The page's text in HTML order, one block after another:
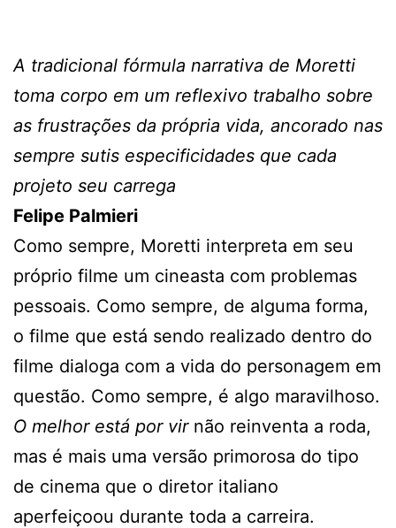
A tradicional fórmula narrativa de Moretti
toma corpo em um reflexivo trabalho sobre
as frustrações da própria vida, ancorado nas
sempre sutis especificidades que cada
projeto seu carrega
Felipe Palmieri
Como sempre, Moretti interpreta em seu
próprio filme um cineasta com problemas
pessoais. Como sempre, de alguma forma,
o filme que está sendo realizado dentro do
filme dialoga com a vida do personagem em
questão. Como sempre, é algo maravilhoso.
O melhor está por vir não reinventa a roda,
mas é mais uma versão primorosa do tipo
de cinema que o diretor italiano
aperfeiçoou durante toda a carreira.